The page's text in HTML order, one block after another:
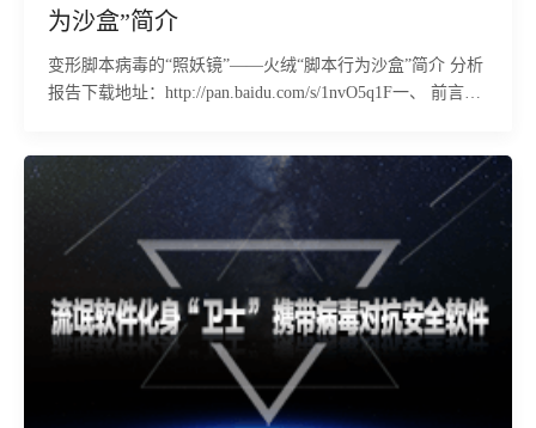
为沙盒”简介
变形脚本病毒的“照妖镜”——火绒“脚本行为沙盒”简介 分析
报告下载地址：http://pan.baidu.com/s/1nvO5q1F一、 前言近